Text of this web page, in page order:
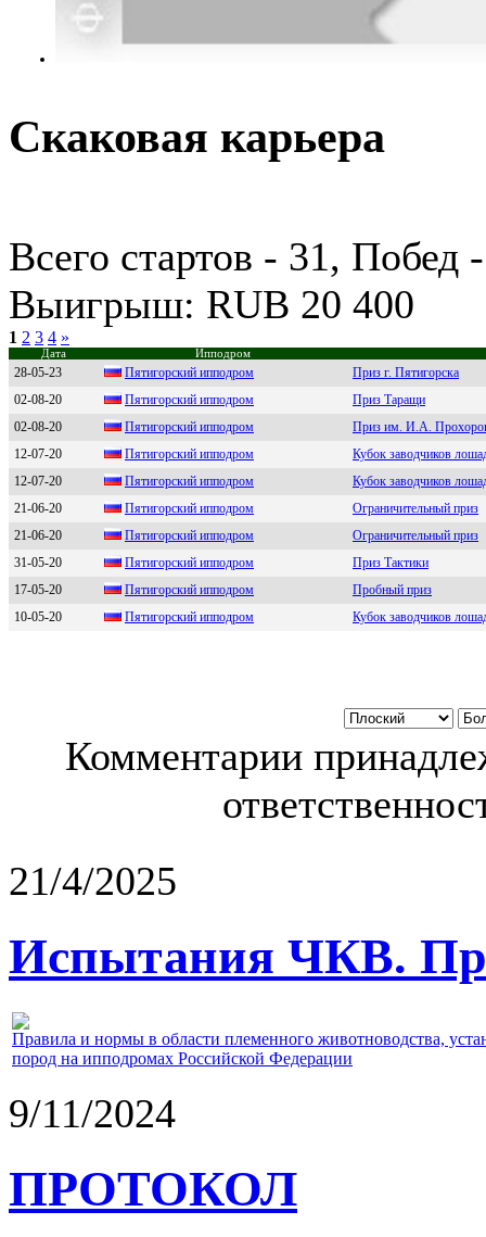
Скаковая карьера
Всего стартов - 31,
Выигрыш: RUB 20 400
1 2 3 4 »
Дата Ипподром
28-05-23 Пятигорский ипподром
Приз г. Пятигорска
02-08-20
Пятигoрcкий иппoдрoм
Приз Таращи
02-08-20
Пятигoрcкий иппoдрoм
Приз им. И.А.
12-07-20
Пятигoрcкий иппoдрoм
Кубок заводчиков
12-07-20
Пятигоpский ипподpом
Кубок заводчиков
21-06-20
Пятигoрcкий иппoдрoм
Ограничительный приз
21-06-20
Пятигоpcкий ипподpом
Ограничительный приз
31-05-20
Пятигopcкий иппoдpoм
Приз Тактики
17-05-20
Пятигоpский ипподpом
Пробный приз
10-05-20
Пятигоpcкий ипподpом Кубок заводчиков
Комментарии
21/4/2025
Испытания ЧКВ.
Правила и нормы в области племенного животноводства,
пород на ипподромах Российской Федерации
9/11/2024
ПРОТОКОЛ